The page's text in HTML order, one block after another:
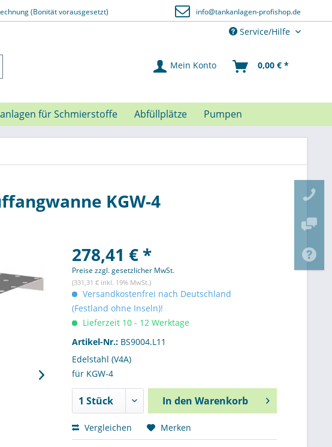
(Bonität vorausgesetzt) info@tankanlagen-profishop.de
Service/Hilfe
Mein Konto 0,00 € *
für Schmierstoffe Abfüllplätze Pumpen
KGW-4
278,41 € *
Preise zzgl. gesetzlicher MwSt.
(331,31 € inkl. 19% MwSt.)
Versandkostenfrei nach Deutschland
(Festland ohne Inseln)!
Lieferzeit 10 - 12 Werktage
Artikel-Nr.: BS9004.L11
Edelstahl (V4A)
für KGW-4
In den Warenkorb
Vergleichen Merken